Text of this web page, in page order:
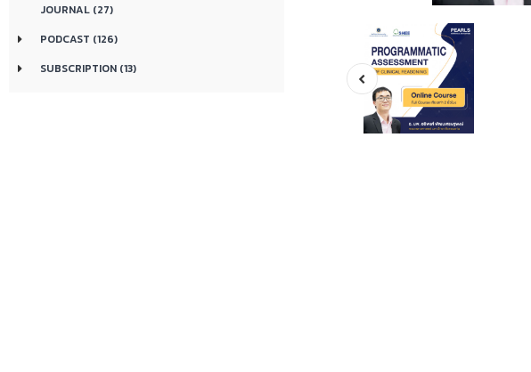
JOURNAL (27)
PODCAST (126)
SUBSCRIPTION (13)